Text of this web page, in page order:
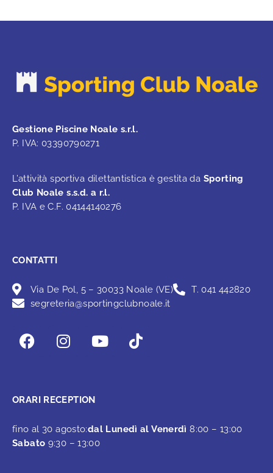
Gestione Piscine Noale s.r.l.
P. IVA: 03390790271
L’attività sportiva dilettantistica è gestita da Sporting
Club Noale s.s.d. a r.l.
P. IVA e C.F. 04144140276
CONTATTI
Via De Pol, 5 – 30033 Noale (VE)
T. 041 442820
segreteria@sportingclubnoale.it
ORARI RECEPTION
fino al 30 agosto:dal Lunedì al Venerdì 8:00 – 13:00
Sabato 9:30 – 13:00